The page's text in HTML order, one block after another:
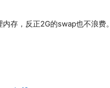
存，反正2G的swap也不浪